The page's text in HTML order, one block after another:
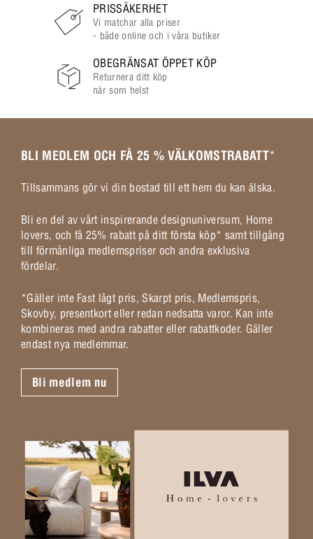
PRISSÄKERHET
Vi matchar alla priser
- både online och i våra butiker
OBEGRÄNSAT ÖPPET KÖP
Returnera ditt köp
när som helst
BLI MEDLEM OCH FÅ 25 % VÄLKOMSTRABATT*
Tillsammans gör vi din bostad till ett hem du kan älska.
Bli en del av vårt inspirerande designuniversum, Home
lovers, och få 25% rabatt på ditt första köp* samt tillgång
till förmånliga medlemspriser och andra exklusiva
fördelar.
*Gäller inte Fast lågt pris, Skarpt pris, Medlemspris,
Skovby, presentkort eller redan nedsatta varor. Kan inte
kombineras med andra rabatter eller rabattkoder. Gäller
endast nya medlemmar.
Bli medlem nu